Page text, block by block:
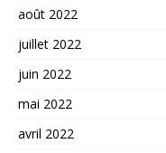
août 2022
juillet 2022
juin 2022
mai 2022
avril 2022